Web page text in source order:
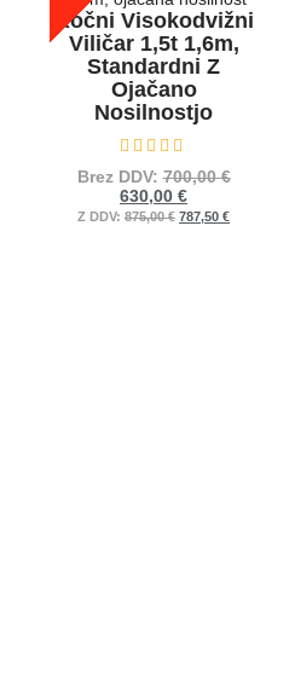
Ročni Visokodvižni
Viličar 1,5t 1,6m,
Standardni Z
Ojačano
Nosilnostjo
Brez DDV:700,00€
630,00 €
Z DDV: 875,00€ 787,50 €